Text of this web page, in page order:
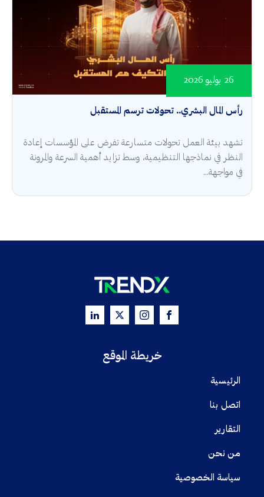
رأس المال البشري.. تحولات ترسم المستقبل
26 يوليو 2026
تشهد بيئة العمل تحولات متسارعة تفرض على المؤسسات إعادة
النظر في نماذجها التنظيمية، وسط تزايد أهمية السرعة والمرونة
في مواجهة...
خريطة الموقع
الرئيسية
اتصل بنا
التقارير
من نحن
سياسة الخصوصية